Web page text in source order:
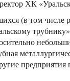
ХК
(в том
предприятия